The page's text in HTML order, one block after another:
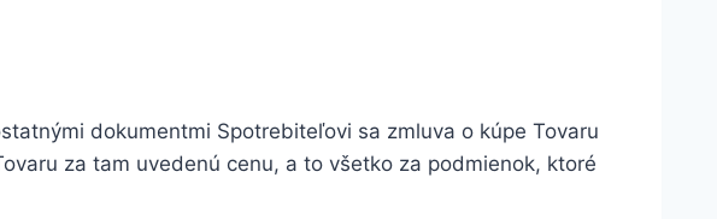
dokumentmi Spotrebiteľovi sa zmluva o kúpe Tovaru
za tam uvedenú cenu, a to všetko za podmienok, ktoré